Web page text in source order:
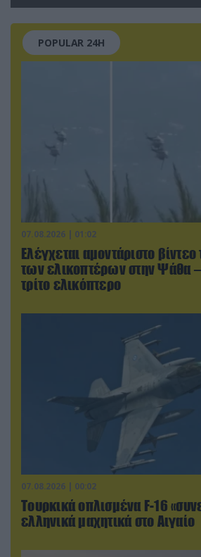
POPULAR 24H
07.08.2026 | 01:02
Ελέγχεται αμοντάριστο
των ελικοπτέρων στην Ψάθα –
τρίτο ελικόπτερο
07.08.2026 | 00:02
Τουρκικά οπλισμένα F-16
ελληνικά μαχητικά στο Αιγαίο